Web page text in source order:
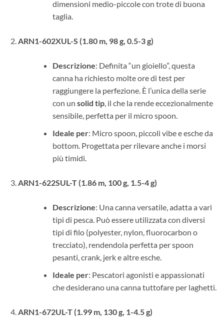
dimensioni medio-piccole con trote di buona
taglia.
ARN1-602XUL-S (1.80 m, 98 g, 0.5-3 g)
Descrizione: Definita “un gioiello”, questa
canna ha richiesto molte ore di test per
raggiungere la perfezione. È l’unica della serie
con un solid tip, il che la rende eccezionalmente
sensibile, perfetta per il micro spoon.
Ideale per: Micro spoon, piccoli vibe e esche da
bottom. Progettata per rilevare anche i morsi
più timidi.
ARN1-622SUL-T (1.86 m, 100 g, 1.5-4 g)
Descrizione: Una canna versatile, adatta a vari
tipi di pesca. Può essere utilizzata con diversi
tipi di filo (polyester, nylon, fluorocarbon o
trecciato), rendendola perfetta per spoon
pesanti, crank, jerk e altre esche.
Ideale per: Pescatori agonisti e appassionati
che desiderano una canna tuttofare per laghetti.
ARN1-672UL-T (1.99 m, 130 g, 1-4.5 g)